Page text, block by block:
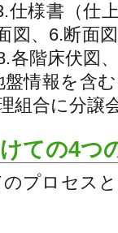
様書（仕
図、6.断面
階床伏図
情報を含
組合に分譲
ての4つ
プロセス